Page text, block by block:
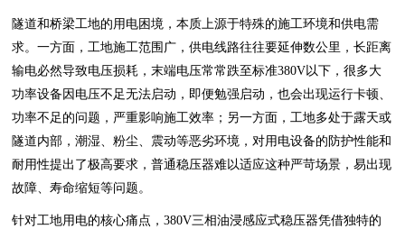
隧道和桥梁工地的用电困境，本质上源于特殊的施工环境和供电需
求。一方面，工地施工范围广，供电线路往往要延伸数公里，长距离
输电必然导致电压损耗，末端电压常常跌至标准380V以下，很多大
功率设备因电压不足无法启动，即便勉强启动，也会出现运行卡顿、
功率不足的问题，严重影响施工效率；另一方面，工地多处于露天或
隧道内部，潮湿、粉尘、震动等恶劣环境，对用电设备的防护性能和
耐用性提出了极高要求，普通稳压器难以适应这种严苛场景，易出现
故障、寿命缩短等问题。
针对工地用电的核心痛点，380V三相油浸感应式稳压器凭借独特的